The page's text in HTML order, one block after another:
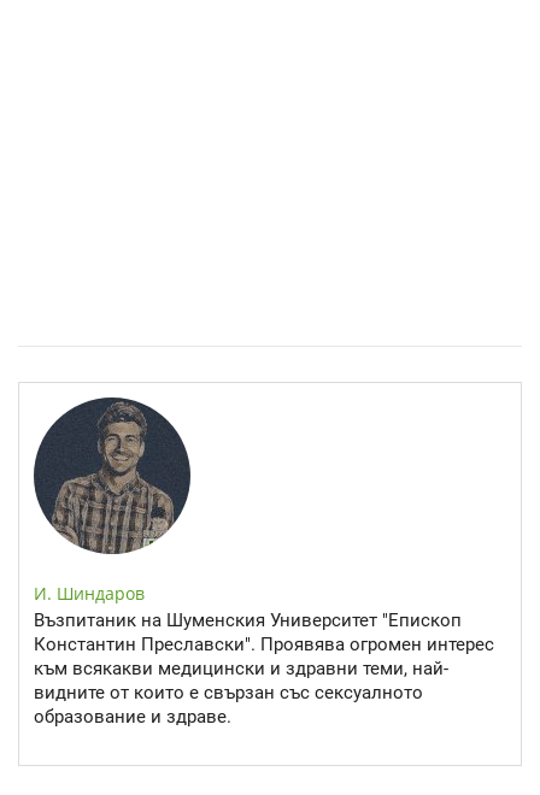
И. Шиндаров
Възпитаник на Шуменския Университет "Епископ
Константин Преславски". Проявява огромен интерес
към всякакви медицински и здравни теми, най-
видните от които е свързан със сексуалното
образование и здраве.